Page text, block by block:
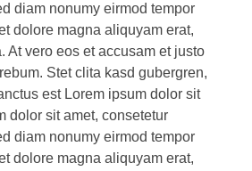
diam nonumy eirmod tempor
dolore magna aliquyam erat,
At vero eos et accusam et justo
Stet clita kasd gubergren,
est Lorem ipsum dolor sit
dolor sit amet, consetetur
diam nonumy eirmod tempor
dolore magna aliquyam erat,